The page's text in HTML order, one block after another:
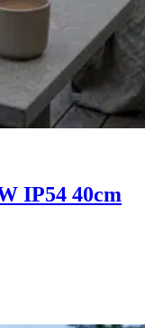
IP54 40cm